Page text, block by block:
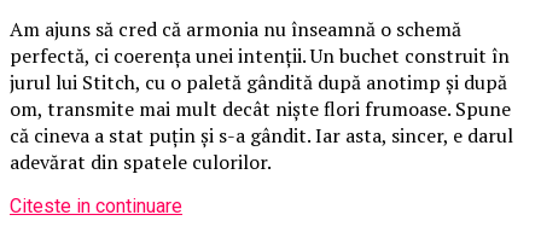
Am ajuns să cred că armonia nu înseamnă o schemă
perfectă, ci coerența unei intenții. Un buchet construit în
jurul lui Stitch, cu o paletă gândită după anotimp și după
om, transmite mai mult decât niște flori frumoase. Spune
că cineva a stat puțin și s-a gândit. Iar asta, sincer, e darul
adevărat din spatele culorilor.
Citeste in continuare